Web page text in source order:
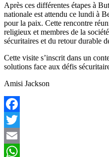
Après ces différentes étapes à
nationale est attendu ce lundi à
pour la paix. Cette rencontre
religieux et membres de la
sécuritaires et du retour durable
Cette visite s’inscrit dans un
solutions face aux défis
Amisi Jackson
Facebook
Twitter
Email